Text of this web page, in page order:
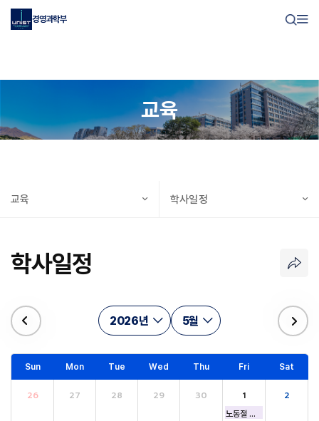
경영과학부
교육
교육 학사일정
학사일정
2026년 5월
Sun Mon Tue Wed Thu Fri Sat
26 27 28 29 30 1
노동절 공휴일
2